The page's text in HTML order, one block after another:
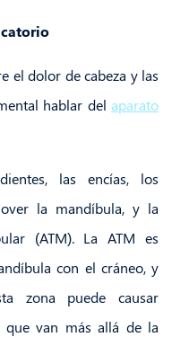
el dolor de cabeza y las
hablar delaparato
las encías, los
la mandíbula, y la
(ATM). La ATM es
con el cráneo, y
zona puede causar
que van más allá de la